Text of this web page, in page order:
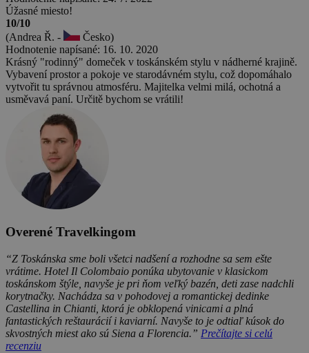
Úžasné miesto!
10/10
(Andrea Ř. -
Česko)
Hodnotenie napísané: 16. 10. 2020
Krásný "rodinný" domeček v toskánském stylu v nádherné krajině.
Vybavení prostor a pokoje ve starodávném stylu, což dopomáhalo
vytvořit tu správnou atmosféru. Majitelka velmi milá, ochotná a
usměvavá paní. Určitě bychom se vrátili!
Overené Travelkingom
“Z Toskánska sme boli všetci nadšení a rozhodne sa sem ešte
vrátime. Hotel Il Colombaio ponúka ubytovanie v klasickom
toskánskom štýle, navyše je pri ňom veľký bazén, deti zase nadchli
korytnačky. Nachádza sa v pohodovej a romantickej dedinke
Castellina in Chianti, ktorá je obklopená vinicami a plná
fantastických reštaurácií i kaviarní. Navyše to je odtiaľ kúsok do
skvostných miest ako sú Siena a Florencia.” Prečítajte si celú
recenziu